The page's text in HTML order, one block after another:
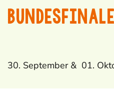
30. September & 01.